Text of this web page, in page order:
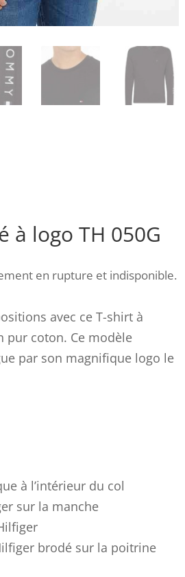
à logo TH 050G
en rupture et indisponible.
avec ce T-shirt à
pur coton. Ce modèle
par son magnifique logo le
à l’intérieur du col
sur la manche
brodé sur la poitrine